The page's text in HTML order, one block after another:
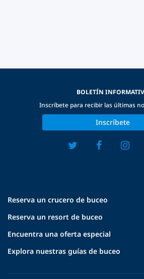
Reserva un crucero de buceo
Reserva un resort de buceo
Encuentra una oferta especial
Explora nuestras guías de buceo
BOLETÍN
Inscríbete para recibir las últimas
Inscríbete